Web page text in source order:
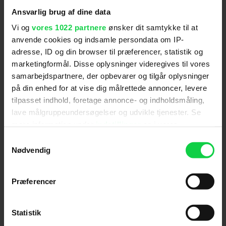
Ansvarlig brug af dine data
Vi og vores 1022 partnere ønsker dit samtykke til at
anvende cookies og indsamle persondata om IP-
adresse, ID og din browser til præferencer, statistik og
marketingformål. Disse oplysninger videregives til vores
samarbejdspartnere, der opbevarer og tilgår oplysninger
på din enhed for at vise dig målrettede annoncer, levere
tilpasset indhold, foretage annonce- og indholdsmåling,
lave målgruppeundersøgelser og udvikle tjenester. Se
tilbage eller ændre indstillinger fra vores
"Cookiedeklaration", eller ved at trykke på "Privacy
Indsamle præcise oplysninger om din placering,
Nødvendig
Præferencer
Statistik
vise alle dilemmaerne og sårbarheden i en
shitstorm." (Michael Solgaard)
Politiken
"Det er ikke en thriller, men det er ren spænding fra
start til slut, fordi der er så meget på spil og så lidt,
kærlighedsdrama med kant, kan ikke nægtes."